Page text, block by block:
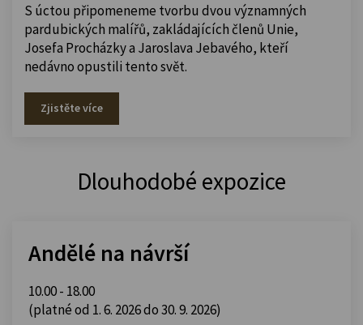
S úctou připomeneme tvorbu dvou významných
pardubických malířů, zakládajících členů Unie,
Josefa Procházky a Jaroslava Jebavého, kteří
nedávno opustili tento svět.
Zjistěte více
Dlouhodobé expozice
Andělé na návrší
10.00 - 18.00
(platné od 1. 6. 2026 do 30. 9. 2026)